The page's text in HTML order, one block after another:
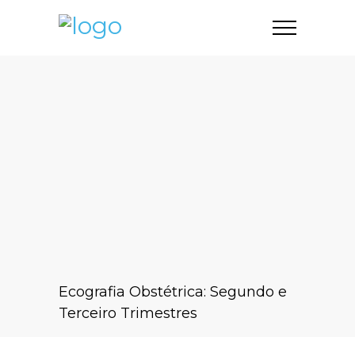
Ecografia Obstétrica: Segundo e
Terceiro Trimestres